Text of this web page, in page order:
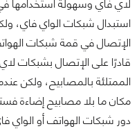
لاي فاي وسهولة استخدامها
استبدال شبكات الواي فاي،
الإتصال في قمة شبكات
قادرًا على الإتصال بشبكات
الممتلئة بالمصابيح، ولكن
مكان ما بلا مصابيح إضاءة
دور شبكات الهواتف أو الواي